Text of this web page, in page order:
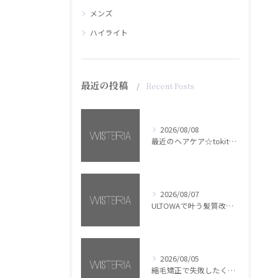
メンズ
ハイライト
最近の投稿 Recent Posts
2026/08/08
最近のヘアケア☆tokita【銀座・美容室WISTERIA】
2026/08/07
ULTOWAで叶う髪質改善美髪カラー【銀座・美容室WISTERIA】
2026/08/05
縮毛矯正で失敗したくない方へ【銀座・美容室WISTERIA】